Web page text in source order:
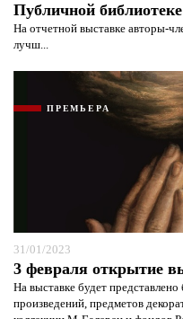
Публичной библиотеке
На отчетной выставке авторы-
лучш...
ПРЕМЬЕРА
31/01/2023
3 февраля открытие
На выставке будет
произведений, предметов